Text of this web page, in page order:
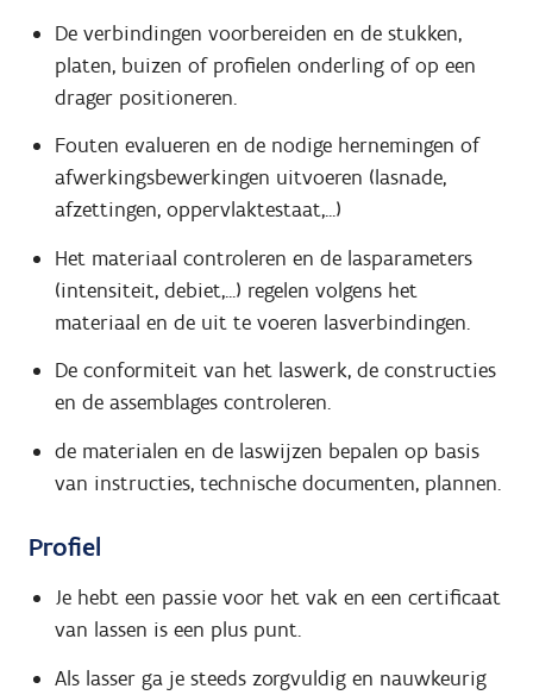
De verbindingen voorbereiden en de stukken,
platen, buizen of profielen onderling of op een
drager positioneren.
Fouten evalueren en de nodige hernemingen of
afwerkingsbewerkingen uitvoeren (lasnade,
afzettingen, oppervlaktestaat,...)
Het materiaal controleren en de lasparameters
(intensiteit, debiet,...) regelen volgens het
materiaal en de uit te voeren lasverbindingen.
De conformiteit van het laswerk, de constructies
en de assemblages controleren.
de materialen en de laswijzen bepalen op basis
van instructies, technische documenten, plannen.
Profiel
Je hebt een passie voor het vak en een certificaat
van lassen is een plus punt.
Als lasser ga je steeds zorgvuldig en nauwkeurig